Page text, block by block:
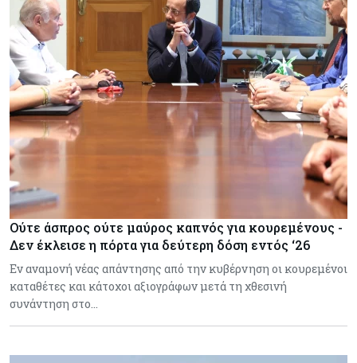
Ούτε άσπρος ούτε μαύρος καπνός για κουρεμένους -
Δεν έκλεισε η πόρτα για δεύτερη δόση εντός ‘26
Εν αναμονή νέας απάντησης από την κυβέρνηση οι κουρεμένοι
καταθέτες και κάτοχοι αξιογράφων μετά τη χθεσινή
συνάντηση στο…